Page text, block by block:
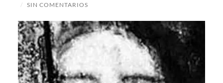
/ SIN COMENTARIOS